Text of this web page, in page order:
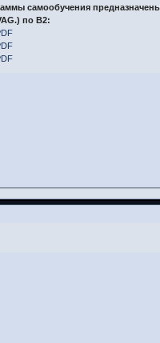
самообучения
по B2: